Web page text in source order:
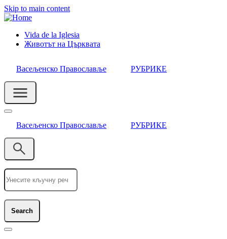
Skip to main content
Header
Menu
Vida de la Iglesia
Животът на Църквата
Васељенско Православље РУБРИКЕ
Васељенско Православље РУБРИКЕ
Search